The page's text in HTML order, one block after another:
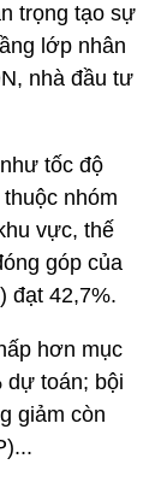
trọng tạo sự
lớp nhân
nhà đầu tư
tốc độ
nhóm
vực, thế
góp của
đạt 42,7%.
hơn mục
dự toán; bội
giảm còn